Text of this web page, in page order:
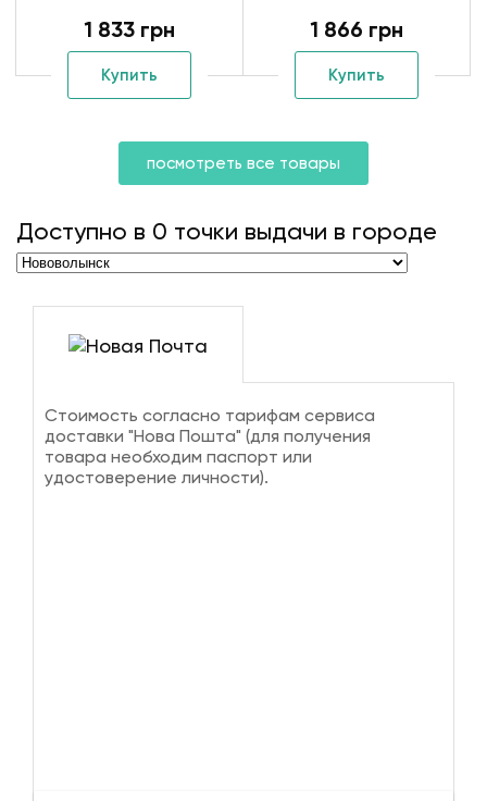
1 833 грн
Купить
1 866 грн
Купить
посмотреть все товары
Доступно в 0 точки выдачи в городе
Стоимость согласно тарифам сервиса
доставки "Нова Пошта" (для получения
товара необходим паспорт или
удостоверение личности).